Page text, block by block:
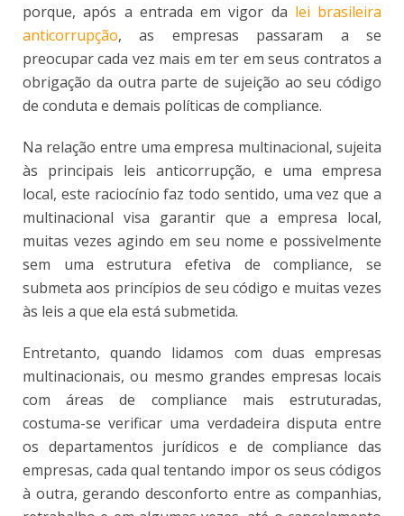
porque, após a entrada em vigor da lei brasileira
anticorrupção, as empresas passaram a se
preocupar cada vez mais em ter em seus contratos a
obrigação da outra parte de sujeição ao seu código
de conduta e demais políticas de compliance.
Na relação entre uma empresa multinacional, sujeita
às principais leis anticorrupção, e uma empresa
local, este raciocínio faz todo sentido, uma vez que a
multinacional visa garantir que a empresa local,
muitas vezes agindo em seu nome e possivelmente
sem uma estrutura efetiva de compliance, se
submeta aos princípios de seu código e muitas vezes
às leis a que ela está submetida.
Entretanto, quando lidamos com duas empresas
multinacionais, ou mesmo grandes empresas locais
com áreas de compliance mais estruturadas,
costuma-se verificar uma verdadeira disputa entre
os departamentos jurídicos e de compliance das
empresas, cada qual tentando impor os seus códigos
à outra, gerando desconforto entre as companhias,